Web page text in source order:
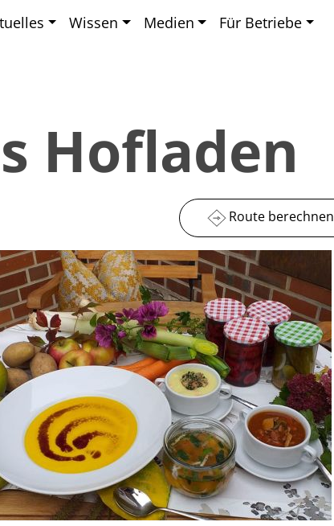
Wissen Medien Für Betriebe
Hofladen
Route berechnen